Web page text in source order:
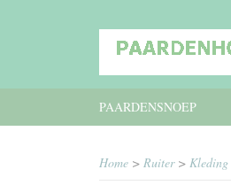
PAARDENSNOEP
Home > Ruiter> Kleding